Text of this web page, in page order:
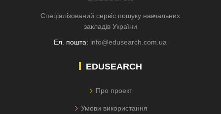
Спеціалізований сервіс пошуку навчальних
закладів України
Ел. пошта: info@edusearch.com.ua
EDUSEARCH
Про проект
Умови використання